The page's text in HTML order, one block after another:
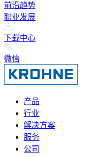
前沿趋势
职业发展
下载中心
微信
产品
行业
解决方案
服务
公司